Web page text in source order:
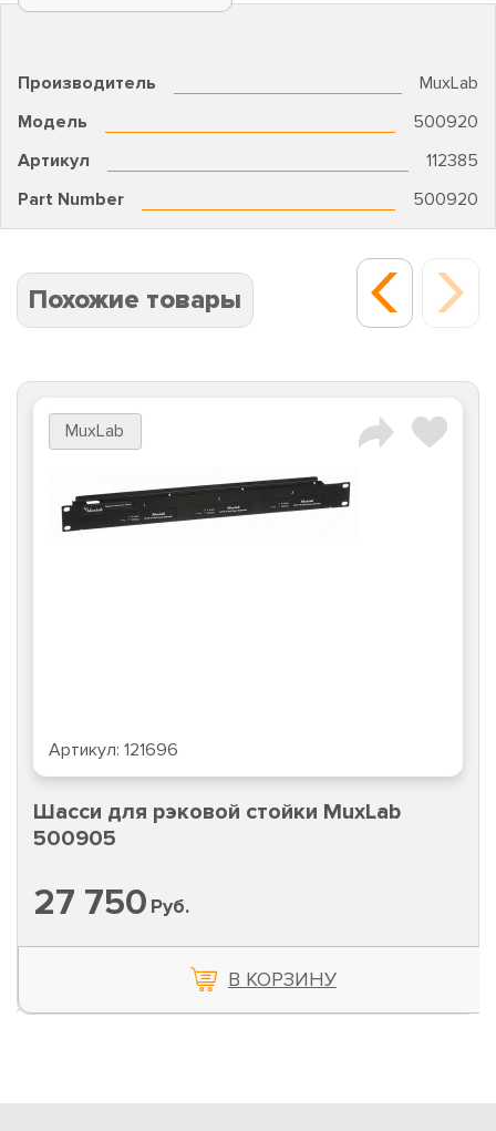
Производитель
MuxLab
Модель
500920
Артикул
112385
Part Number
500920
Похожие товары
MuxLab
Артикул: 121696
Шасси для рэковой стойки MuxLab
500905
27 750 Руб.
В КОРЗИНУ